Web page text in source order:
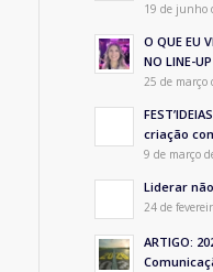
19 de junho
O QUE EU
NO LINE-UP
25 de março
criação
9 de março
Liderar
24 de
ARTIGO: